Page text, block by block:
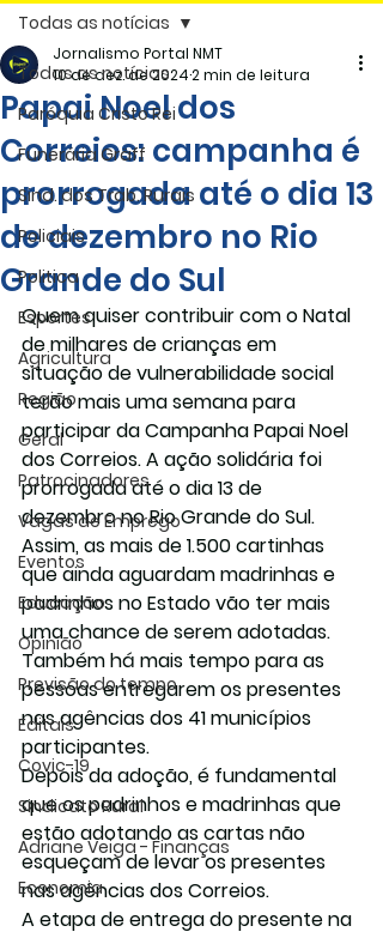
Todas as notícias
Paróquia Cristo Rei
Funerária Gräff
Sind. dos Trab. Rurais
Policiais
Politica
Esportes
Agricultura
Região
Geral
Patrocinadores
Vagas de Emprego
Eventos
Educação
Opinião
Previsão do tempo
Editais
Covic-19
Sindicato Rural
Adriane Veiga - Finanças
Economia
Todas as notícias
Papai Noel dos
Correios: campanha é
prorrogada até o dia 13
de dezembro no Rio
Grande do Sul
Jornalismo Portal NMT
10 de dez. de 20242 min de leitura
Quem quiser contribuir com o Natal
de milhares de crianças em
situação de vulnerabilidade social
terão mais uma semana para
participar da Campanha Papai Noel
dos Correios. A ação solidária foi
prorrogada até o dia 13 de
dezembro no Rio Grande do Sul.
Assim, as mais de 1.500 cartinhas
que ainda aguardam madrinhas e
padrinhos no Estado vão ter mais
uma chance de serem adotadas.
Também há mais tempo para as
pessoas entregarem os presentes
nas agências dos 41 municípios
participantes.
Depois da adoção, é fundamental
que os padrinhos e madrinhas que
estão adotando as cartas não
esqueçam de levar os presentes
nas agências dos Correios.
A etapa de entrega do presente na